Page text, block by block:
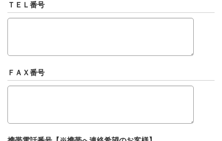
ＴＥＬ番号
ＦＡＸ番号